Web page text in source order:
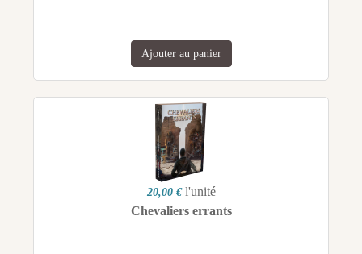
Ajouter au panier
20,00 € l'unité
Chevaliers errants